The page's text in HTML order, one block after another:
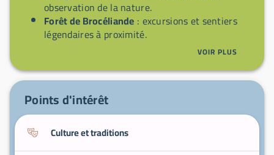
observation de la nature.
Forêt de Brocéliande : excursions et sentiers
légendaires à proximité.
: circuits pour VTT et
Crêperies locales: dégustation de spécialités
VOIR PLUS
Points d'intérêt
Culture et traditions